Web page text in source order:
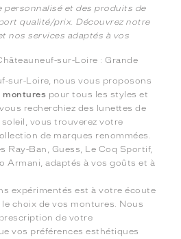
personnalisé et des produits de
qualité/prix. Découvrez notre
nos services adaptés à vos
sur-Loire : Grande
sur-Loire, nous vous proposons
montures pour tous les styles et
recherchiez des lunettes de
vous trouverez votre
de marques renommées.
Ray-Ban, Guess, Le Coq Sportif,
Armani, adaptés à vos goûts et à
expérimentés est à votre écoute
choix de vos montures. Nous
de votre
vos préférences esthétiques